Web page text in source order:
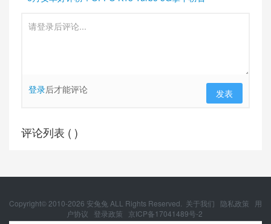
登录后才能评论 发表
评论列表 ( )
Copyright© 2010-2026 安兔兔 ALL Rights Reserved. 关于我们 隐私政策
用
户协议
登录政策 京ICP备17041489号-2